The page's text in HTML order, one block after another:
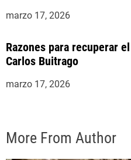
marzo 17, 2026
Razones para recuperar
Carlos Buitrago
marzo 17, 2026
More From Author